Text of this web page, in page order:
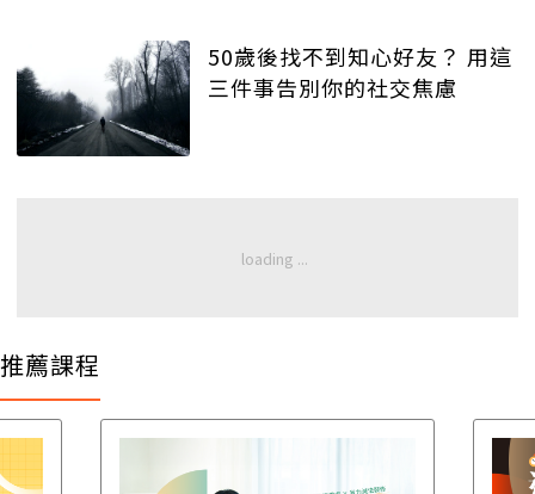
50歲後找不到知心好友？ 用這
三件事告別你的社交焦慮
推薦課程